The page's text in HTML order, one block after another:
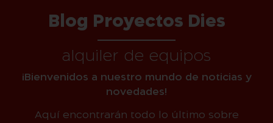
Blog Proyectos Dies
alquiler de equipos
¡Bienvenidos a nuestro mundo de noticias y
novedades!
Aquí encontrarán todo lo último sobre